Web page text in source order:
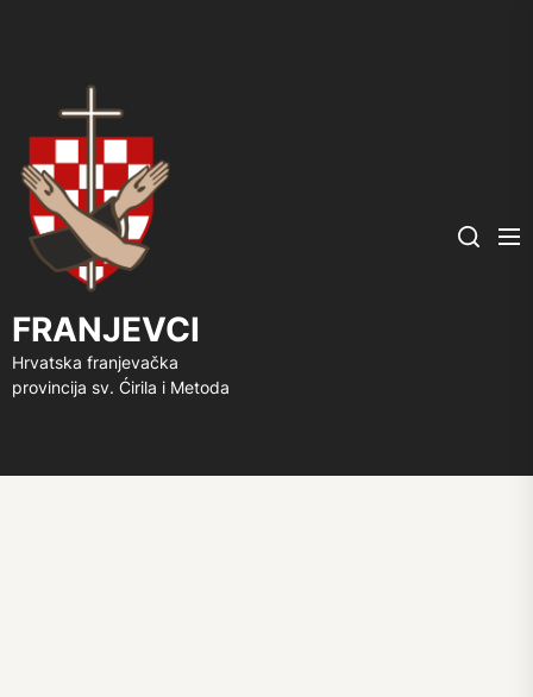
FRANJEVCI
Hrvatska franjevačka
provincija sv. Ćirila i Metoda
Search